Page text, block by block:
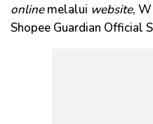
onlinemelalui website,
Shopee Guardian Official